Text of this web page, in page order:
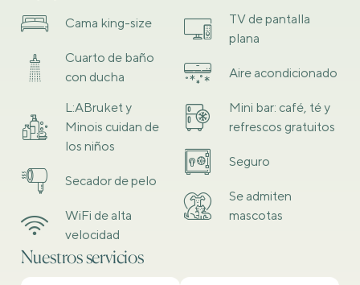
Cama king-size
Cuarto de baño
con ducha
L:ABruket y
Minois cuidan de
los niños
Secador de pelo
WiFi de alta
velocidad
TV de pantalla
plana
Aire acondicionado
Mini bar: café, té y
refrescos gratuitos
Seguro
Se admiten
mascotas
Nuestros servicios